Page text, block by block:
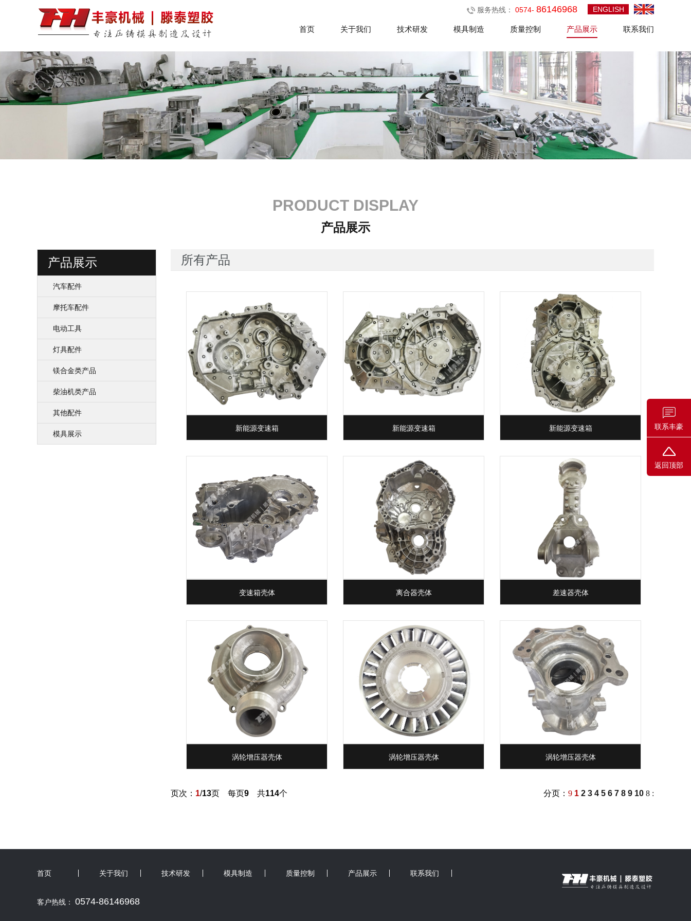
ENGLISH
服务热线： 0574- 86146968
首页 关于我们 技术研发 模具制造 质量控制 产品展示 联系我们
PRODUCT DISPLAY
产品展示
产品展示
汽车配件
摩托车配件
电动工具
灯具配件
镁合金类产品
柴油机类产品
其他配件
模具展示
所有产品
新能源变速箱 新能源变速箱 新能源变速箱
变速箱壳体 离合器壳体 差速器壳体
涡轮增压器壳体 涡轮增压器壳体 涡轮增压器壳体
页次： 1/13页 每页9 共114个 分页： 9 1 2 3 4 5 6 7 8 9 10 8 :
首页 关于我们 技术研发 模具制造 质量控制 产品展示 联系我们
客户热线： 0574-86146968
联系丰豪
返回顶部